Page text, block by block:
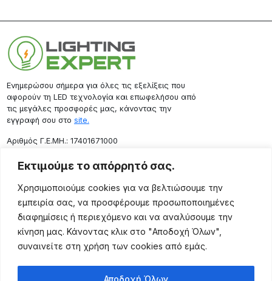
Εκτιμούμε το απόρρητό σας.
Χρησιμοποιούμε cookies για να βελτιώσουμε την
εμπειρία σας, να προσφέρουμε προσωποποιημένες
διαφημίσεις ή περιεχόμενο και να αναλύσουμε την
κίνηση μας. Κάνοντας κλικ στο "Αποδοχή Όλων",
συναινείτε στη χρήση των cookies από εμάς.
Αποδοχή Όλων
Ενημερώσου σήμερα για όλες τις εξελίξεις που
αφορούν τη LED τεχνολογία και επωφελήσου από
τις μεγάλες προσφορές μας, κάνοντας την
εγγραφή σου στο site.
Aριθμός Γ.Ε.ΜΗ.: 17401671000
Επικοινωνία
Ρόδου 133, Αθήνα 10443
(+30) 211 725 5427
sales@lightingexpert.gr
Χρήσιμες Σελίδες